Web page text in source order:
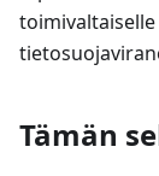
Tämän